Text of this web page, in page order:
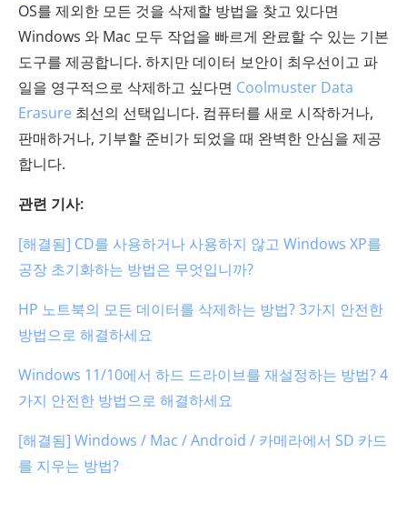
OS를 제외한 모든 것을 삭제할 방법을 찾고 있다면
Windows 와 Mac 모두 작업을 빠르게 완료할 수 있는 기본
도구를 제공합니다. 하지만 데이터 보안이 최우선이고 파
일을 영구적으로 삭제하고 싶다면 Coolmuster Data
Erasure 최선의 선택입니다. 컴퓨터를 새로 시작하거나,
판매하거나, 기부할 준비가 되었을 때 완벽한 안심을 제공
합니다.
관련 기사:
[해결됨] CD를 사용하거나 사용하지 않고 Windows XP를
공장 초기화하는 방법은 무엇입니까?
HP 노트북의 모든 데이터를 삭제하는 방법? 3가지 안전한
방법으로 해결하세요
Windows 11/10에서 하드 드라이브를 재설정하는 방법? 4
가지 안전한 방법으로 해결하세요
[해결됨] Windows / Mac / Android / 카메라에서 SD 카드
를 지우는 방법?